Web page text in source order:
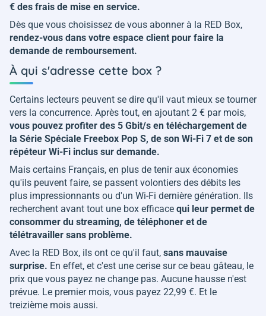
€ des frais de mise en service.
Dès que vous choisissez de vous abonner à la RED Box,
rendez-vous dans votre espace client pour faire la
demande de remboursement.
À qui s'adresse cette box ?
Certains lecteurs peuvent se dire qu'il vaut mieux se tourner
vers la concurrence. Après tout, en ajoutant 2 € par mois,
vous pouvez profiter des 5 Gbit/s en téléchargement de
la Série Spéciale Freebox Pop S, de son Wi-Fi 7 et de son
répéteur Wi-Fi inclus sur demande.
Mais certains Français, en plus de tenir aux économies
qu'ils peuvent faire, se passent volontiers des débits les
plus impressionnants ou d'un Wi-Fi dernière génération. Ils
recherchent avant tout une box efficace qui leur permet de
consommer du streaming, de téléphoner et de
télétravailler sans problème.
Avec la RED Box, ils ont ce qu'il faut, sans mauvaise
surprise. En effet, et c'est une cerise sur ce beau gâteau, le
prix que vous payez ne change pas. Aucune hausse n'est
prévue. Le premier mois, vous payez 22,99 €. Et le
treizième mois aussi.